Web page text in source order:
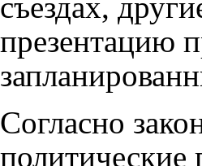
съездах,
презентацию
Согласно
политические